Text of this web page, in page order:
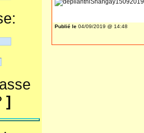
]
Publié le 04/09/2019 @ 14:48